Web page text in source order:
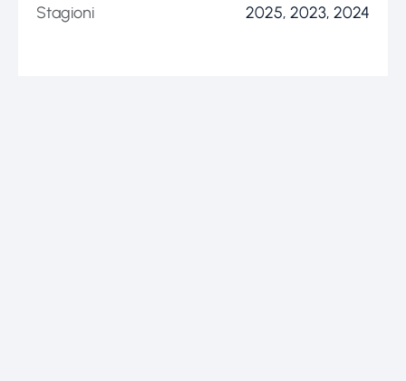
Stagioni 2025, 2023, 2024